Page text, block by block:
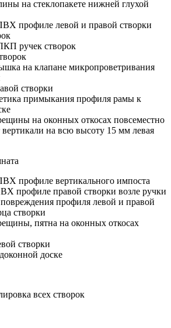
на стеклопакете нижней глухой
профиле левой и правой створки
ручек створок
на клапане микропроветривания
створки
примыкания профиля рамы к
на оконных откосах повсеместно
на всю высоту 15 мм левая
профиле вертикального импоста
профиле правой створки возле ручки
профиля левой и правой
створки
пятна на оконных откосах
створки
доске
всех створок